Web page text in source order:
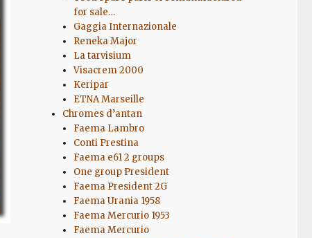
for sale…
Gaggia Internazionale
Reneka Major
La tarvisium
Visacrem 2000
Keripar
ETNA Marseille
Chromes d’antan
Faema Lambro
Conti Prestina
Faema e61 2 groups
One group President
Faema President 2G
Faema Urania 1958
Faema Mercurio 1953
Faema Mercurio